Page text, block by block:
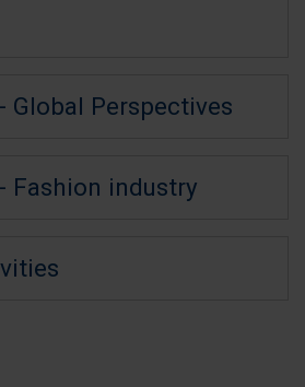
Global Perspectives
Fashion industry